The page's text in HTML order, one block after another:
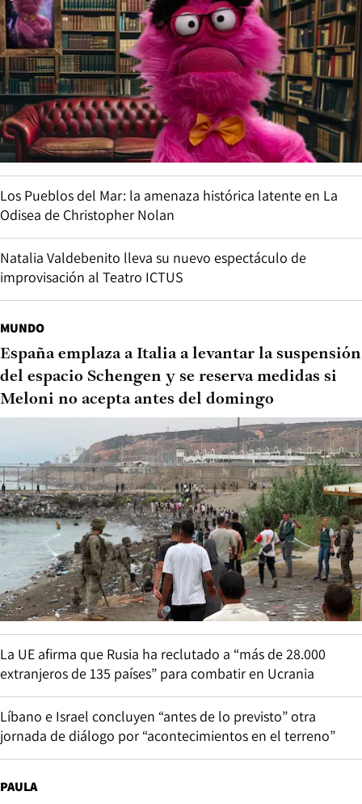
Los Pueblos del Mar: la amenaza histórica latente en La
Odisea de Christopher Nolan
Natalia Valdebenito lleva su nuevo espectáculo de
improvisación al Teatro ICTUS
MUNDO
España emplaza a Italia a levantar la suspensión
del espacio Schengen y se reserva medidas si
Meloni no acepta antes del domingo
La UE afirma que Rusia ha reclutado a “más de 28.000
extranjeros de 135 países” para combatir en Ucrania
Líbano e Israel concluyen “antes de lo previsto” otra
jornada de diálogo por “acontecimientos en el terreno”
PAULA